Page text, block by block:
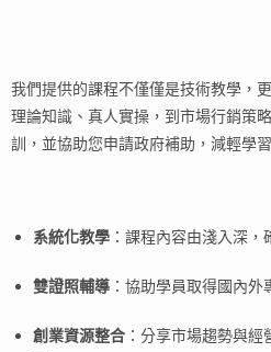
我們提供的課程不僅僅是技術教學，
理論知識、真人實操，到市場行銷策
訓，並協助您申請政府補助，減輕學
系統化教學 ：課程內容由淺入深
雙證照輔導 ：協助學員取得國內外
創業資源整合 ：分享市場趨勢與